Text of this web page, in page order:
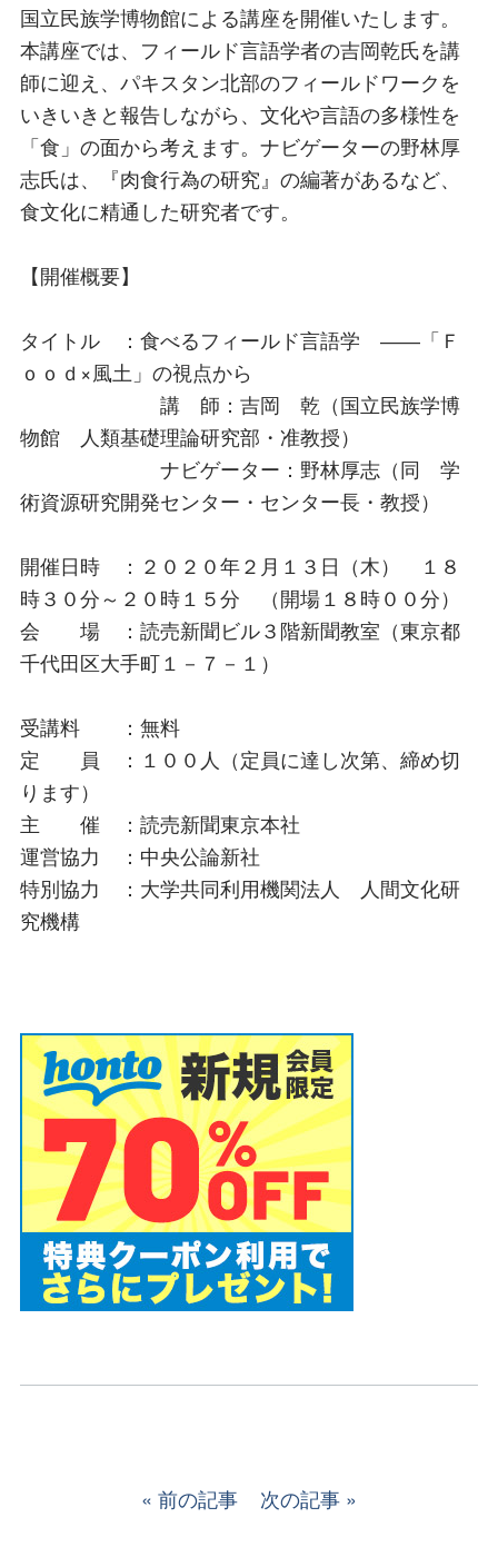
国立民族学博物館による講座を開催いたします。
本講座では、フィールド言語学者の吉岡乾氏を講
師に迎え、パキスタン北部のフィールドワークを
いきいきと報告しながら、文化や言語の多様性を
「食」の面から考えます。ナビゲーターの野林厚
志氏は、『肉食行為の研究』の編著があるなど、
食文化に精通した研究者です。
【開催概要】
タイトル ：食べるフィールド言語学 ――「Ｆ
ｏｏｄ×風土」の視点から
講 師：吉岡 乾（国立民族学博
物館 人類基礎理論研究部・准教授）
ナビゲーター：野林厚志（同 学
術資源研究開発センター・センター長・教授）
開催日時 ：２０２０年２月１３日（木） １８
時３０分～２０時１５分 （開場１８時００分）
会 場 ：読売新聞ビル３階新聞教室（東京都
千代田区大手町１－７－１）
受講料 ：無料
定 員 ：１００人（定員に達し次第、締め切
ります）
主 催 ：読売新聞東京本社
運営協力 ：中央公論新社
特別協力 ：大学共同利用機関法人 人間文化研
究機構
前の記事 次の記事